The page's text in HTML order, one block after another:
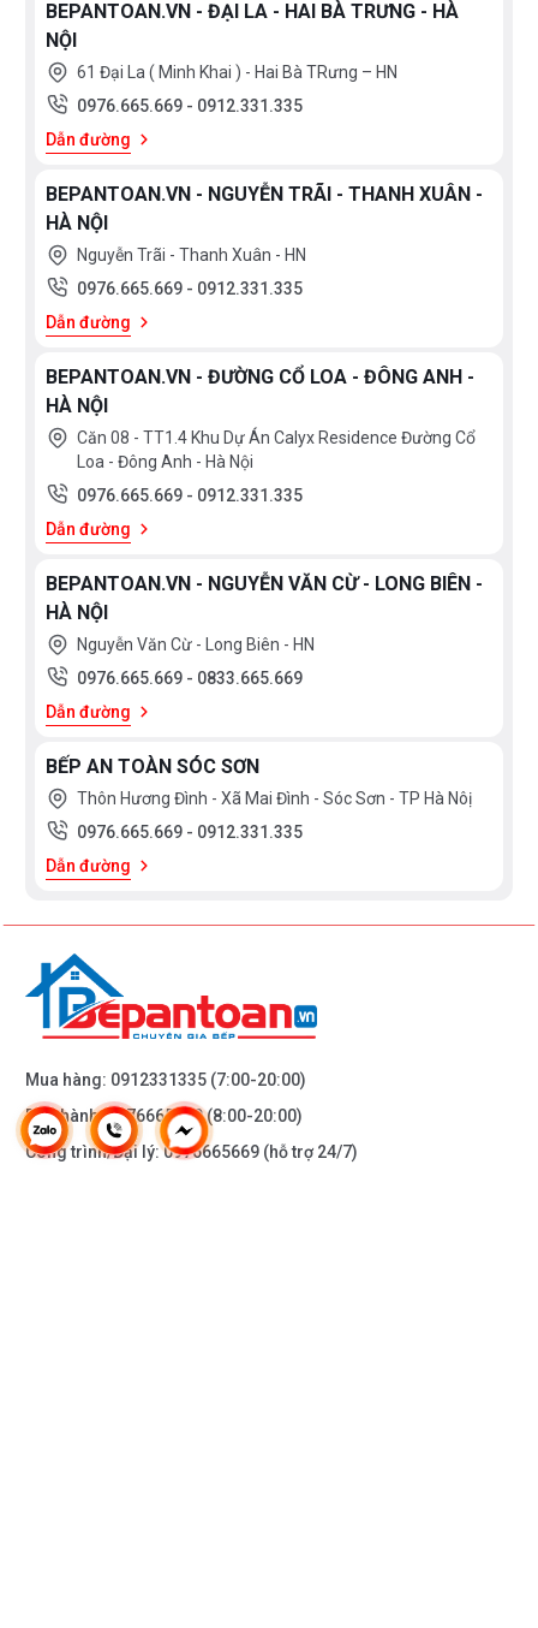
BEPANTOAN.VN - ĐẠI LA - HAI BÀ TRƯNG - HÀ
NỘI
61 Đại La ( Minh Khai ) - Hai Bà TRưng – HN
0976.665.669 - 0912.331.335
Dẫn đường
BEPANTOAN.VN - NGUYỄN TRÃI - THANH XUÂN -
HÀ NỘI
Nguyễn Trãi - Thanh Xuân - HN
0976.665.669 - 0912.331.335
Dẫn đường
BEPANTOAN.VN - ĐƯỜNG CỔ LOA - ĐÔNG ANH -
HÀ NỘI
Căn 08 - TT1.4 Khu Dự Án Calyx Residence Đường Cổ
Loa - Đông Anh - Hà Nội
0976.665.669 - 0912.331.335
Dẫn đường
BEPANTOAN.VN - NGUYỄN VĂN CỪ - LONG BIÊN -
HÀ NỘI
Nguyễn Văn Cừ - Long Biên - HN
0976.665.669 - 0833.665.669
Dẫn đường
BẾP AN TOÀN SÓC SƠN
Thôn Hương Đình - Xã Mai Đình - Sóc Sơn - TP Hà Nôị
0976.665.669 - 0912.331.335
Dẫn đường
Mua hàng: 0912331335 (7:00-20:00)
Bảo hành:0976665669(8:00-20:00)
Công trình/Đại lý:0976665669 (hỗ trợ 24/7)